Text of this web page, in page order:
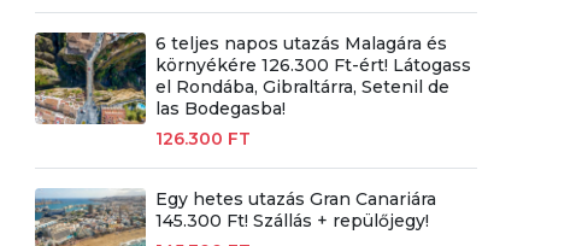
6 teljes napos utazás Malagára és
környékére 126.300 Ft-ért! Látogass
el Rondába, Gibraltárra, Setenil de
las Bodegasba!
126.300 FT
Egy hetes utazás Gran Canariára
145.300 Ft! Szállás + repülőjegy!